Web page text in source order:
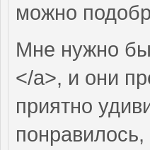
можно
Мне нужно
</a>, и они
приятно